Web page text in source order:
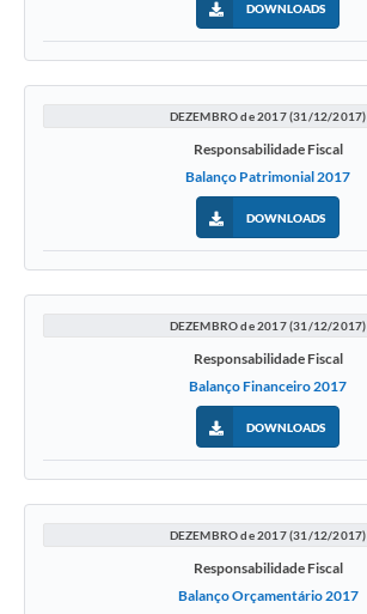
DOWNLOADS
DEZEMBRO de 2017 (31/12/2017)
Responsabilidade Fiscal
Balanço Patrimonial 2017
DOWNLOADS
DEZEMBRO de 2017 (31/12/2017)
Responsabilidade Fiscal
Balanço Financeiro 2017
DOWNLOADS
DEZEMBRO de 2017 (31/12/2017)
Responsabilidade Fiscal
Balanço Orçamentário 2017